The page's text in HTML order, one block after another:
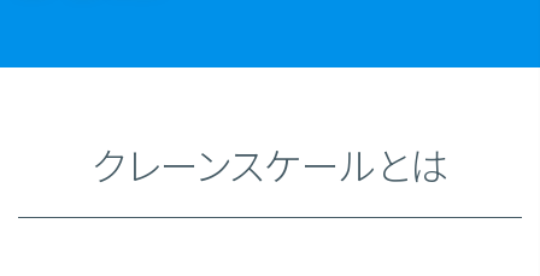
クレーンスケールとは